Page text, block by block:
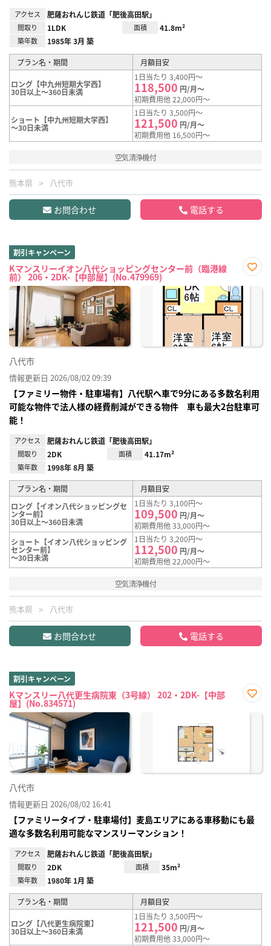
アクセス 肥薩おれんじ鉄道「肥後高田駅」
間取り 1LDK 面積 41.8m²
築年数 1985年 3月 築
プラン名・期間 月額目安
ロング【中九州短期大学西】
30日以上～360日未満
1日当たり 3,400円～
118,500 円/月～
初期費用他 22,000円～
ショート【中九州短期大学西】
～30日未満
1日当たり 3,500円～
121,500 円/月～
初期費用他 16,500円～
空気清浄機付
熊本県 八代市
お問合わせ 電話する
割引キャンペーン
Kマンスリーイオン八代ショッピングセンター前（臨港線
前） 206・2DK-【中部屋】(No.479969)
に入
八代市
情報更新日 2026/08/02 09:39
【ファミリー物件・駐車場有】八代駅へ車で9分にある多数名利用
可能な物件で法人様の経費削減ができる物件 車も最大2台駐車可
能！
アクセス 肥薩おれんじ鉄道「肥後高田駅」
間取り 2DK 面積 41.17m²
築年数 1998年 8月 築
プラン名・期間
月額目安
ロング【イオン八代ショッピングセ
ンター前】
30日以上～360日未満
1日当たり 3,100円～
109,500 円/月～
初期費用他 33,000円～
ショート【イオン八代ショッピング
センター前】
～30日未満
1日当たり 3,200円～
112,500 円/月～
初期費用他 22,000円～
空気清浄機付
熊本県 八代市
お問合わせ 電話する
割引キャンペーン
Kマンスリー八代更生病院東（3号線） 202・2DK-【中部
屋】(No.834571)
に入
八代市
情報更新日 2026/08/02 16:41
【ファミリータイプ・駐車場付】麦島エリアにある車移動にも最
適な多数名利用可能なマンスリーマンション！
アクセス 肥薩おれんじ鉄道「肥後高田駅」
間取り 2DK 面積 35m²
築年数 1980年 1月 築
プラン名・期間 月額目安
ロング【八代更生病院東】
30日以上～360日未満
1日当たり 3,500円～
121,500 円/月～
初期費用他 33,000円～